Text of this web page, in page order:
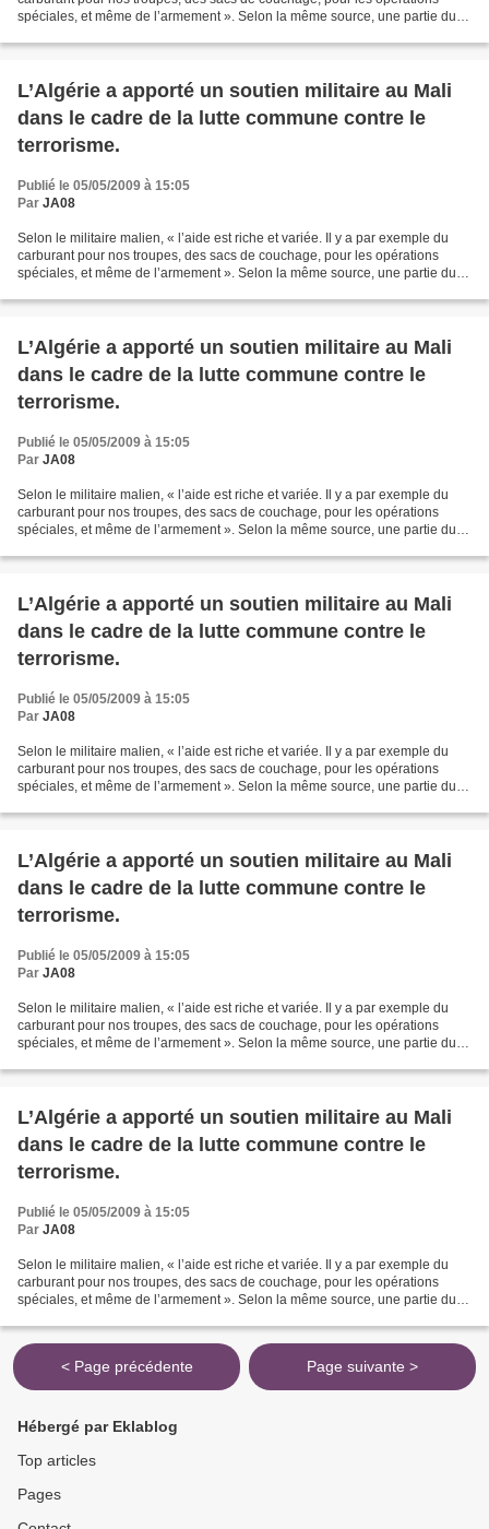
spéciales, et même de l’armement ». Selon la même source, une partie du
L’Algérie a apporté un soutien militaire au Mali
dans le cadre de la lutte commune contre le
terrorisme.
Publié le 05/05/2009 à 15:05
Par JA08
Selon le militaire malien, « l’aide est riche et variée. Il y a par exemple du
carburant pour nos troupes, des sacs de couchage, pour les opérations
spéciales, et même de l’armement ». Selon la même source, une partie du
L’Algérie a apporté un soutien militaire au Mali
dans le cadre de la lutte commune contre le
terrorisme.
Publié le 05/05/2009 à 15:05
Par JA08
Selon le militaire malien, « l’aide est riche et variée. Il y a par exemple du
carburant pour nos troupes, des sacs de couchage, pour les opérations
spéciales, et même de l’armement ». Selon la même source, une partie du
L’Algérie a apporté un soutien militaire au Mali
dans le cadre de la lutte commune contre le
terrorisme.
Publié le 05/05/2009 à 15:05
Par JA08
Selon le militaire malien, « l’aide est riche et variée. Il y a par exemple du
carburant pour nos troupes, des sacs de couchage, pour les opérations
spéciales, et même de l’armement ». Selon la même source, une partie du
L’Algérie a apporté un soutien militaire au Mali
dans le cadre de la lutte commune contre le
terrorisme.
Publié le 05/05/2009 à 15:05
Par JA08
Selon le militaire malien, « l’aide est riche et variée. Il y a par exemple du
carburant pour nos troupes, des sacs de couchage, pour les opérations
spéciales, et même de l’armement ». Selon la même source, une partie du
L’Algérie a apporté un soutien militaire au Mali
dans le cadre de la lutte commune contre le
terrorisme.
Publié le 05/05/2009 à 15:05
Par JA08
Selon le militaire malien, « l’aide est riche et variée. Il y a par exemple du
carburant pour nos troupes, des sacs de couchage, pour les opérations
spéciales, et même de l’armement ». Selon la même source, une partie du
< Page précédente Page suivante >
Hébergé par Eklablog
Top articles
Pages